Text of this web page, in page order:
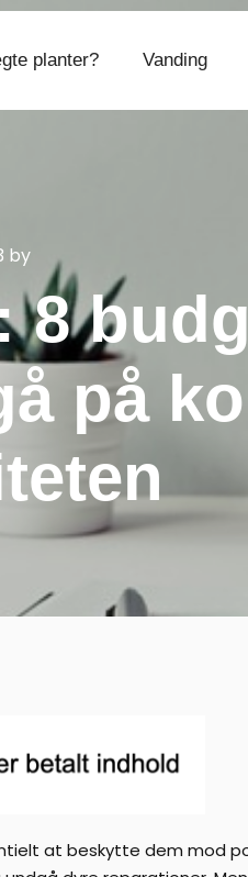
planter? Vanding
by
8
på
at beskytte dem mod